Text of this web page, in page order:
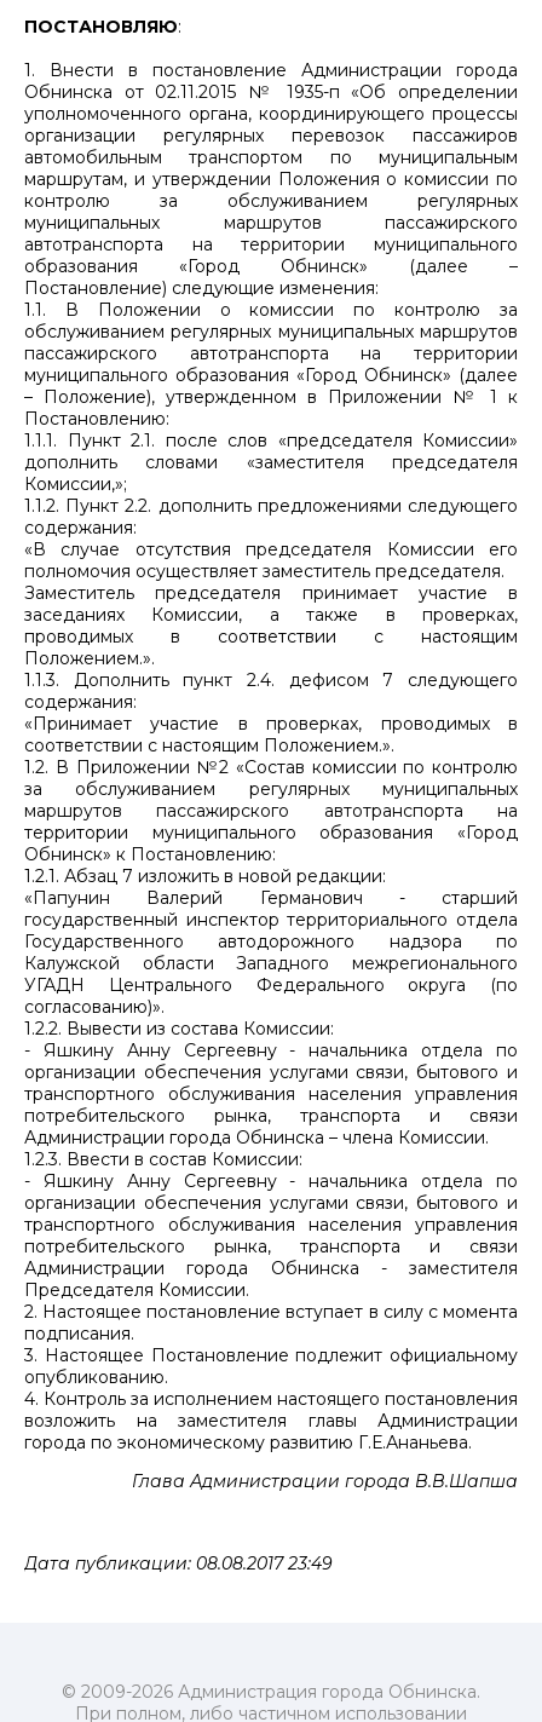
ПОСТАНОВЛЯЮ:
1. Внести в постановление Администрации города
Обнинска от 02.11.2015 № 1935-п «Об определении
уполномоченного органа, координирующего процессы
организации регулярных перевозок пассажиров
автомобильным транспортом по муниципальным
маршрутам, и утверждении Положения о комиссии по
контролю за обслуживанием регулярных
муниципальных маршрутов пассажирского
автотранспорта на территории муниципального
образования «Город Обнинск» (далее –
Постановление) следующие изменения:
1.1. В Положении о комиссии по контролю за
обслуживанием регулярных муниципальных маршрутов
пассажирского автотранспорта на территории
муниципального образования «Город Обнинск» (далее
– Положение), утвержденном в Приложении № 1 к
Постановлению:
1.1.1. Пункт 2.1. после слов «председателя Комиссии»
дополнить словами «заместителя председателя
Комиссии,»;
1.1.2. Пункт 2.2. дополнить предложениями следующего
содержания:
«В случае отсутствия председателя Комиссии его
полномочия осуществляет заместитель председателя.
Заместитель председателя принимает участие в
заседаниях Комиссии, а также в проверках,
проводимых в соответствии с настоящим
Положением.».
1.1.3. Дополнить пункт 2.4. дефисом 7 следующего
содержания:
«Принимает участие в проверках, проводимых в
соответствии с настоящим Положением.».
1.2. В Приложении №2 «Состав комиссии по контролю
за обслуживанием регулярных муниципальных
маршрутов пассажирского автотранспорта на
территории муниципального образования «Город
Обнинск» к Постановлению:
1.2.1. Абзац 7 изложить в новой редакции:
«Папунин Валерий Германович - старший
государственный инспектор территориального отдела
Государственного автодорожного надзора по
Калужской области Западного межрегионального
УГАДН Центрального Федерального округа (по
согласованию)».
1.2.2. Вывести из состава Комиссии:
- Яшкину Анну Сергеевну - начальника отдела по
организации обеспечения услугами связи, бытового и
транспортного обслуживания населения управления
потребительского рынка, транспорта и связи
Администрации города Обнинска – члена Комиссии.
1.2.3. Ввести в состав Комиссии:
- Яшкину Анну Сергеевну - начальника отдела по
организации обеспечения услугами связи, бытового и
транспортного обслуживания населения управления
потребительского рынка, транспорта и связи
Администрации города Обнинска - заместителя
Председателя Комиссии.
2. Настоящее постановление вступает в силу с момента
подписания.
3. Настоящее Постановление подлежит официальному
опубликованию.
4. Контроль за исполнением настоящего постановления
возложить на заместителя главы Администрации
города по экономическому развитию Г.Е.Ананьева.
Глава Администрации города В.В.Шапша
Дата публикации: 08.08.2017 23:49
© 2009-2026 Администрация города Обнинска.
При полном, либо частичном использовании